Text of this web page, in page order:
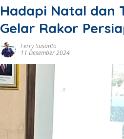
Hadapi Natal dan
Gelar Rakor
Ferry Susanto
11 Desember 2024